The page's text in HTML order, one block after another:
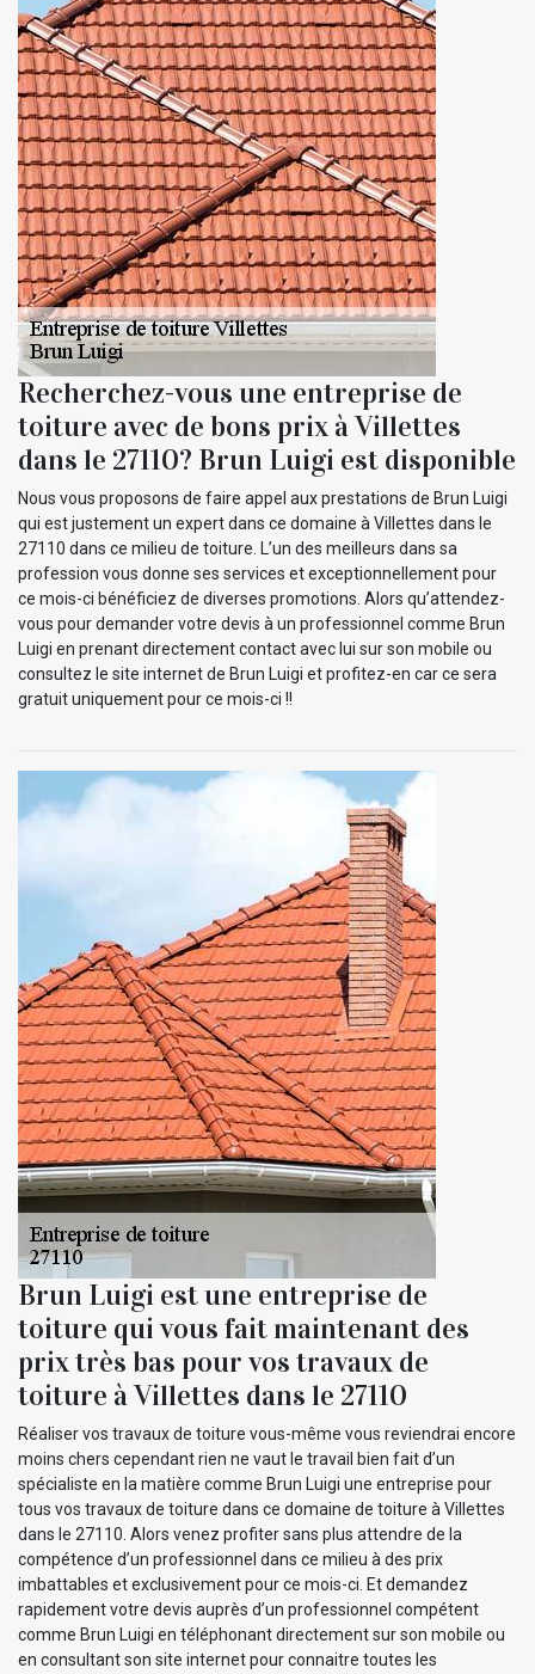
Recherchez-vous une entreprise de
toiture avec de bons prix à Villettes
dans le 27110? Brun Luigi est disponible
Nous vous proposons de faire appel aux prestations de Brun Luigi
qui est justement un expert dans ce domaine à Villettes dans le
27110 dans ce milieu de toiture. L’un des meilleurs dans sa
profession vous donne ses services et exceptionnellement pour
ce mois-ci bénéficiez de diverses promotions. Alors qu’attendez-
vous pour demander votre devis à un professionnel comme Brun
Luigi en prenant directement contact avec lui sur son mobile ou
consultez le site internet de Brun Luigi et profitez-en car ce sera
gratuit uniquement pour ce mois-ci !!
Brun Luigi est une entreprise de
toiture qui vous fait maintenant des
prix très bas pour vos travaux de
toiture à Villettes dans le 27110
Réaliser vos travaux de toiture vous-même vous reviendrai encore
moins chers cependant rien ne vaut le travail bien fait d’un
spécialiste en la matière comme Brun Luigi une entreprise pour
tous vos travaux de toiture dans ce domaine de toiture à Villettes
dans le 27110. Alors venez profiter sans plus attendre de la
compétence d’un professionnel dans ce milieu à des prix
imbattables et exclusivement pour ce mois-ci. Et demandez
rapidement votre devis auprès d’un professionnel compétent
comme Brun Luigi en téléphonant directement sur son mobile ou
en consultant son site internet pour connaitre toutes les